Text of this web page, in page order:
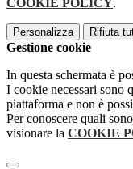
COOKIE POLICY.
Personalizza Rifiuta
Gestione cookie
In questa schermata è
I cookie necessari sono
piattaforma e non è
Per conoscere quali
visionare la COOKIE